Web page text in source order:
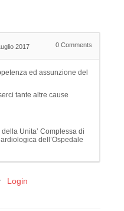
2017 0 Comments
ed assunzione del
tante altre cause
Unita’ Complessa di
dell’Ospedale
Login